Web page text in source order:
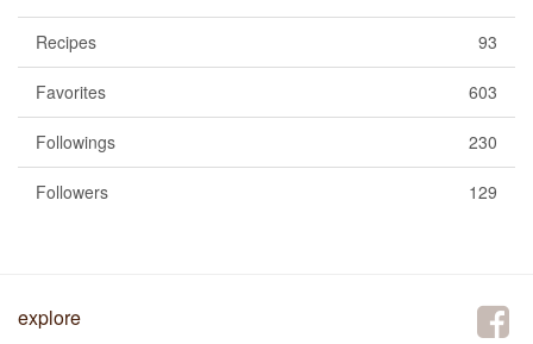
93
Recipes
603
Favorites
230
Followings
129
Followers
explore